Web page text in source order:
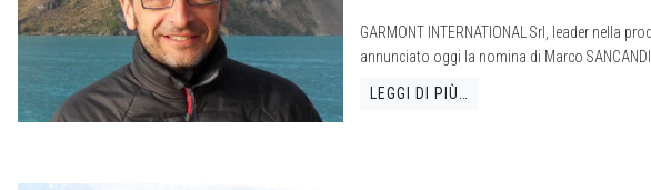
GARMONT INTERNATIONAL Srl, leader nella
annunciato oggi la nomina di Marco
LEGGI DI PIÙ…